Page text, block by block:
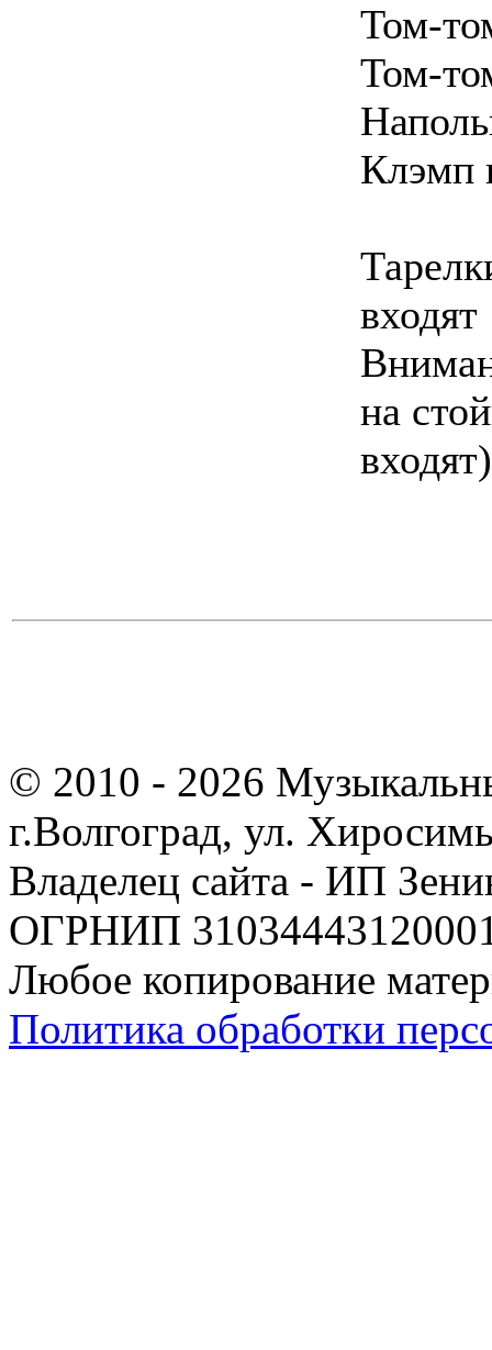
Том-
Том-
Клэмп
входят
на
входят)
© 2010 - 2026
г.Волгоград, ул.
Владелец сайта - ИП
ОГРНИП
Любое копирование
Политика обработки